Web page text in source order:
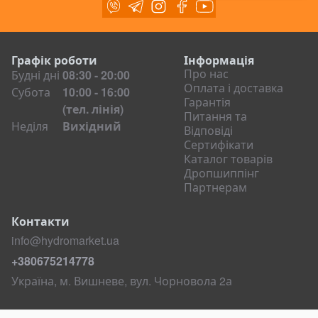
Відвали для зерна і силосу
Сколювач льоду
Навісні екскаватори
Экскаваторы Machinery
Екскаватори HYDRAMET
Косарки
Дискові косарки
Викорчовувачі пнів
Спецтехніка
Сміттєвози
Екскаватори
Колісні екскаватори
Графік роботи
Будні дні 08:30 - 20:00
Субота
10:00 - 16:00
(тел. лінія)
Неділя
Вихідний
Інформація
Про нас
Оплата і доставка
Гарантія
Питання та
Відповіді
Сертифікати
Каталог товарів
Дропшиппінг
Партнерам
Контакти
info@hydromarket.ua
+380675214778
Україна, м. Вишневе, вул. Чорновола 2а